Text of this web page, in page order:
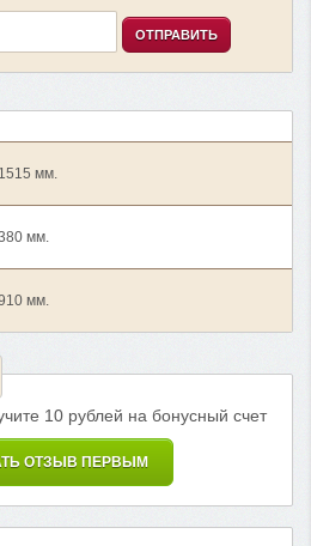
ОТПРАВИТЬ
1515 мм.
мм.
мм.
10 рублей на бонусный счет
ОТЗЫВ ПЕРВЫМ